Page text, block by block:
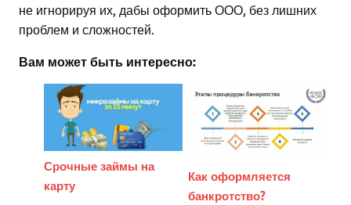
не игнорируя их, дабы оформить ООО, без лишних
проблем и сложностей.
Вам может быть интересно:
Срочные займы на
карту
Как оформляется
банкротство?